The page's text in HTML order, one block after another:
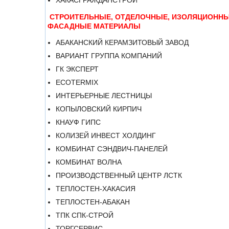
СТРОИТЕЛЬНЫЕ, ОТДЕЛОЧНЫЕ,
ФАСАДНЫЕ МАТЕРИАЛЫ
АБАКАНСКИЙ КЕРАМЗИТОВЫЙ ЗАВОД
ВАРИАНТ ГРУППА КОМПАНИЙ
ГК ЭКСПЕРТ
ECOTERMIX
ИНТЕРЬЕРНЫЕ ЛЕСТНИЦЫ
КОПЫЛОВСКИЙ КИРПИЧ
КНАУФ ГИПС
КОЛИЗЕЙ ИНВЕСТ ХОЛДИНГ
КОМБИНАТ СЭНДВИЧ-ПАНЕЛЕЙ
КОМБИНАТ ВОЛНА
ПРОИЗВОДСТВЕННЫЙ ЦЕНТР ЛСТК
ТЕПЛОСТЕН-ХАКАСИЯ
ТЕПЛОСТЕН-АБАКАН
ТПК СПК-СТРОЙ